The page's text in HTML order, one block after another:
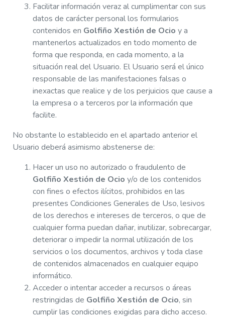
Facilitar información veraz al cumplimentar con sus
datos de carácter personal los formularios
contenidos en Golfiño Xestión de Ocio y a
mantenerlos actualizados en todo momento de
forma que responda, en cada momento, a la
situación real del Usuario. El Usuario será el único
responsable de las manifestaciones falsas o
inexactas que realice y de los perjuicios que cause a
la empresa o a terceros por la información que
facilite.
No obstante lo establecido en el apartado anterior el
Usuario deberá asimismo abstenerse de:
Hacer un uso no autorizado o fraudulento de
Golfiño Xestión de Ocio y/o de los contenidos
con fines o efectos ilícitos, prohibidos en las
presentes Condiciones Generales de Uso, lesivos
de los derechos e intereses de terceros, o que de
cualquier forma puedan dañar, inutilizar, sobrecargar,
deteriorar o impedir la normal utilización de los
servicios o los documentos, archivos y toda clase
de contenidos almacenados en cualquier equipo
informático.
Acceder o intentar acceder a recursos o áreas
restringidas de Golfiño Xestión de Ocio, sin
cumplir las condiciones exigidas para dicho acceso.